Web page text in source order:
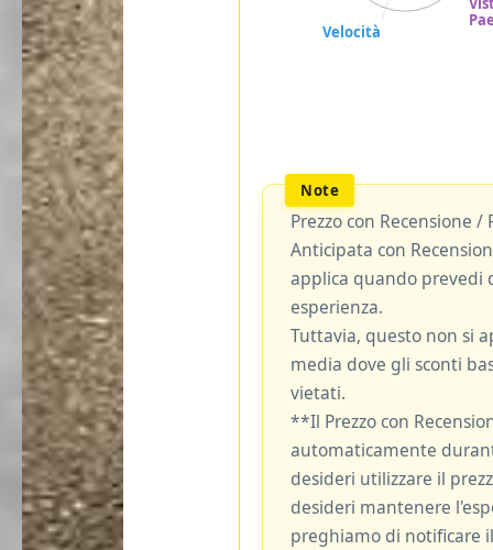
Prezzo con Recensione
Anticipata con
applica quando prevedi
esperienza.
Tuttavia, questo non si
media dove gli sconti
vietati.
**Il Prezzo con
automaticamente
desideri utilizzare il
desideri mantenere
preghiamo di notificare